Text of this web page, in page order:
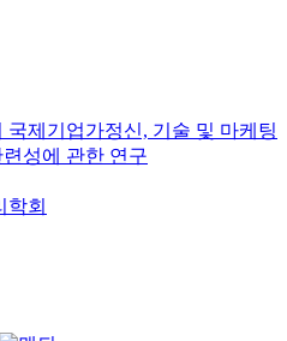
제기업가정신, 기술 및 마케팅
성에 관한 연구
학회